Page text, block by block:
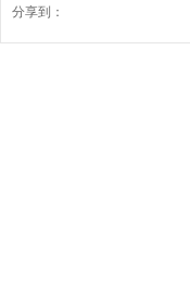
分享到：